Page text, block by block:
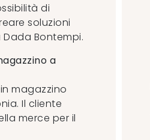
di
soluzioni
Bontempi.
a
magazzino
Il cliente
merce per il